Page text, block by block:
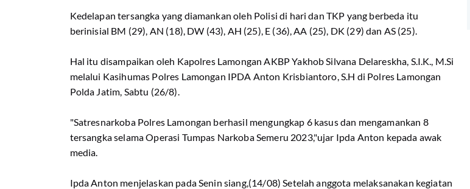
Kedelapan tersangka yang diamankan oleh Polisi di hari dan TKP yang berbeda itu
berinisial BM (29), AN (18), DW (43), AH (25), E (36), AA (25), DK (29) dan AS (25).
Hal itu disampaikan oleh Kapolres Lamongan AKBP Yakhob Silvana Delareskha, S.I.K., M.Si
melalui Kasihumas Polres Lamongan IPDA Anton Krisbiantoro, S.H di Polres Lamongan
Polda Jatim, Sabtu (26/8).
"Satresnarkoba Polres Lamongan berhasil mengungkap 6 kasus dan mengamankan 8
tersangka selama Operasi Tumpas Narkoba Semeru 2023,"ujar Ipda Anton kepada awak
media.
Ipda Anton menjelaskan pada Senin siang,(14/08) Setelah anggota melaksanakan kegiatan